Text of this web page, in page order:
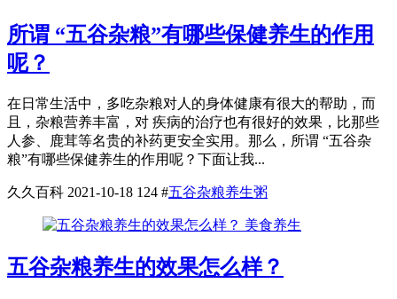
所谓 “五谷杂粮”有哪些保健养生的作用
呢？
在日常生活中，多吃杂粮对人的身体健康有很大的帮助，而
且，杂粮营养丰富，对 疾病的治疗也有很好的效果，比那些
人参、鹿茸等名贵的补药更安全实用。那么，所谓 “五谷杂
粮”有哪些保健养生的作用呢？下面让我...
久久百科 2021-10-18 124 #五谷杂粮养生粥
美食养生
五谷杂粮养生的效果怎么样？